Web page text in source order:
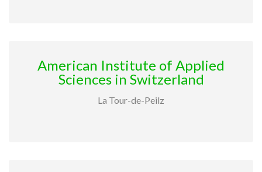
American Institute of Applied
Sciences in Switzerland
La Tour-de-Peilz